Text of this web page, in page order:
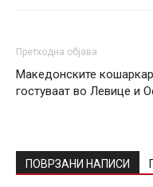
Претходна објава
Македонските
гостуваат во Левице и
ПОВРЗАНИ НАПИСИ